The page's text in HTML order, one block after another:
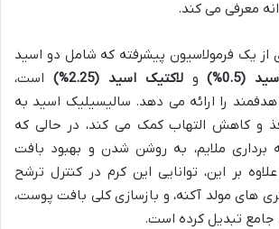
معرفی می کند.
از یک فرمولاسیون پیشرفته که شامل دو اسید
(0.5%) ولاکتیک اسید (2.25%)
است،
را ارائه می دهد. سالیسیلیک اسید به
و کاهش التهاب کمک می کند، در حالی که
برداری ملایم، به روشن شدن و بهبود بافت
بر این، توانایی این کرم در کنترل ترشح
های مولد آکنه، و بازسازی کلی بافت پوست،
تبدیل کرده است.